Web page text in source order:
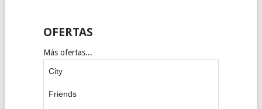
OFERTAS
Más ofertas...
City
Friends